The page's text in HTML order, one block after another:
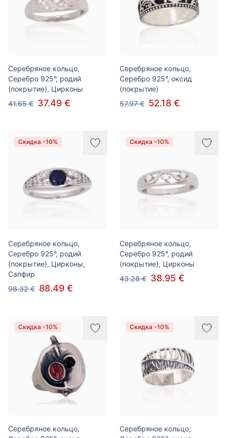
Серебряное кольцо,
Серебро 925°, родий
(покрытие), Цирконы
41.65 € 37.49 €
Серебряное кольцо,
Серебро 925°, оксид
(покрытие)
57.97 € 52.18 €
Скидка -10%
Серебряное кольцо,
Серебро 925°, родий
(покрытие), Цирконы,
Сапфир
98.32 € 88.49 €
Скидка -10%
Серебряное кольцо,
Серебро 925°, родий
(покрытие), Цирконы
43.28 € 38.95 €
Скидка -10%
Серебряное кольцо,
Скидка -10%
Серебряное кольцо,